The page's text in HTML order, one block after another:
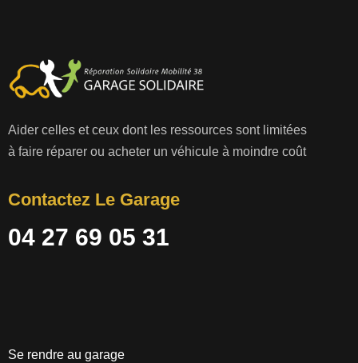
Aider celles et ceux dont les ressources sont limitées
à faire réparer ou acheter un véhicule à moindre coût
Contactez Le Garage
04 27 69 05 31
Se rendre au garage